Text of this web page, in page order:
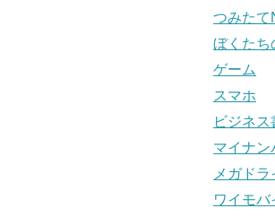
つみたて
ぼくたち
ゲーム
スマホ
ビジネス
マイナン
メガドラ
ワイモバ